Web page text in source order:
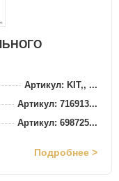
Артикул: KIT,, ...
Артикул: 716913...
Артикул: 698725...
Подробнее >